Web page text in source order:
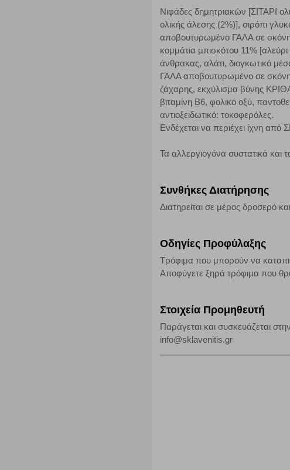
Νιφάδες δημητριακών [ΣΙΤΑΡΙ
ολικής άλεσης (2%)], σιρόπι
αποβουτυρωμένο ΓΑΛΑ σε
κομμάτια μπισκότου 11%
άνθρακας, αλάτι, διογκωτικό
ΓΑΛΑ αποβουτυρωμένο σε σκόνη,
ζάχαρης, εκχύλισμα βύνης
βιταμίνη Β6, φολικό οξύ,
αντιοξειδωτικό: τοκοφερόλες.
Ενδέχεται να περιέχει ίχνη
Τα αλλεργιογόνα συστατικά
Συνθήκες Διατήρησης
Διατηρείται σε μέρος δροσερό
Οδηγίες Προφύλαξης
Τρόφιμα που μπορούν να
Αποφύγετε ξηρά τρόφιμα που
Στοιχεία Προμηθευτή
Παράγεται και συσκευάζεται
info@sklavenitis.gr